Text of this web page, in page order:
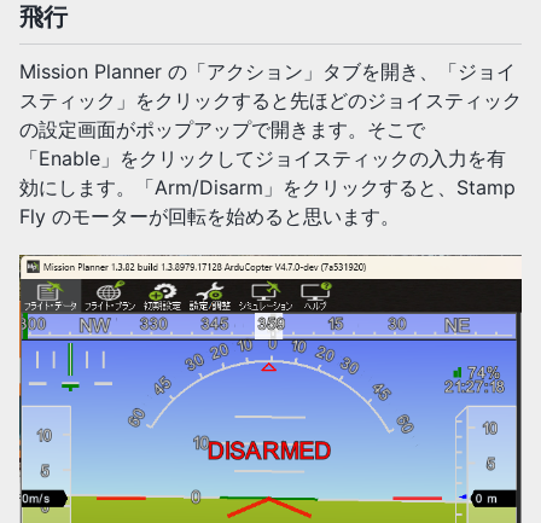
飛行
Mission Planner の「アクション」タブを開き、「ジョイ
スティック」をクリックすると先ほどのジョイスティック
の設定画面がポップアップで開きます。そこで
「Enable」をクリックしてジョイスティックの入力を有
効にします。「Arm/Disarm」をクリックすると、Stamp
Fly のモーターが回転を始めると思います。